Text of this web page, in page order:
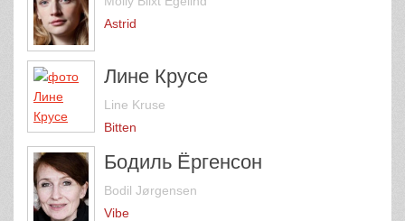
Astrid
Лине Крусе
Line Kruse
Bitten
Бодиль Ёргенсон
Bodil Jørgensen
Vibe